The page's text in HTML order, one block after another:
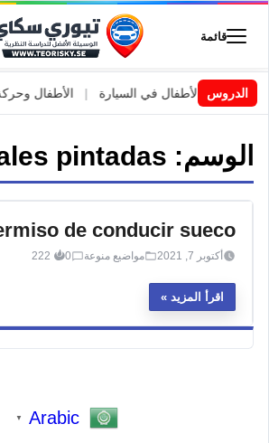
قائمة
الدروس
| الأطفال في السيارة الأطفال وحركة
الوسم: pintadas
de conducir sueco
أكتوبر 7, 2021 مواضيع منوعة 0
222
اقرأ المزيد
Arabic
▼